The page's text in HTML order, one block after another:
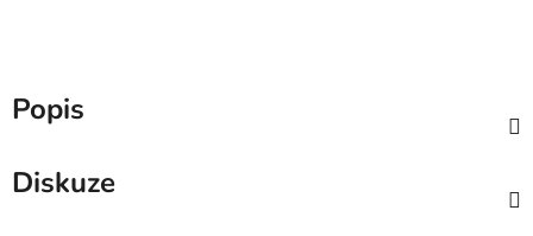
Popis
Diskuze